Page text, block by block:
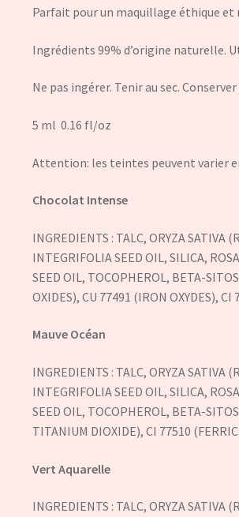
Parfait pour un maquillage éthique et
Ingrédients 99% d’origine naturelle.
Ne pas ingérer. Tenir au sec.
5 ml 0.16 fl/oz
Attention: les teintes peuvent varier
Chocolat Intense
INGREDIENTS : TALC, ORYZA SATIVA
INTEGRIFOLIA SEED OIL, SILICA,
SEED OIL, TOCOPHEROL, BETA-
OXIDES), CU 77491 (IRON OXYDES),
Mauve Océan
INGREDIENTS : TALC, ORYZA SATIVA
INTEGRIFOLIA SEED OIL, SILICA,
SEED OIL, TOCOPHEROL, BETA-
TITANIUM DIOXIDE), CI 77510
Vert Aquarelle
INGREDIENTS : TALC, ORYZA SATIVA